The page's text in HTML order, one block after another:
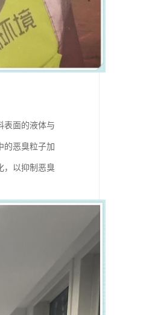
表面的液体与
的恶臭粒子加
，以抑制恶臭